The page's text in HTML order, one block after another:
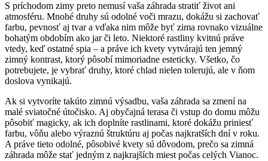
S príchodom zimy preto nemusí vaša záhrada stratiť život ani
atmosféru. Mnohé druhy sú odolné voči mrazu, dokážu si zachovať
farbu, pevnosť aj tvar a vďaka nim môže byť zima rovnako vizuálne
bohatým obdobím ako jar či leto. Niektoré rastliny kvitnú práve
vtedy, keď ostatné spia – a práve ich kvety vytvárajú ten jemný
zimný kontrast, ktorý pôsobí mimoriadne esteticky. Všetko, čo
potrebujete, je vybrať druhy, ktoré chlad nielen tolerujú, ale v ňom
doslova vynikajú.
Ak si vytvoríte takúto zimnú výsadbu, vaša záhrada sa zmení na
malé sviatočné útočisko. Aj obyčajná terasa či vstup do domu môžu
pôsobiť magicky, ak ich doplníte rastlinami, ktoré dokážu priniesť
farbu, vôňu alebo výraznú štruktúru aj počas najkratších dní v roku.
A práve tieto odolné, pôsobivé kvety sú dôvodom, prečo sa zimná
záhrada môže stať jedným z najkrajších miest počas celých Vianoc.